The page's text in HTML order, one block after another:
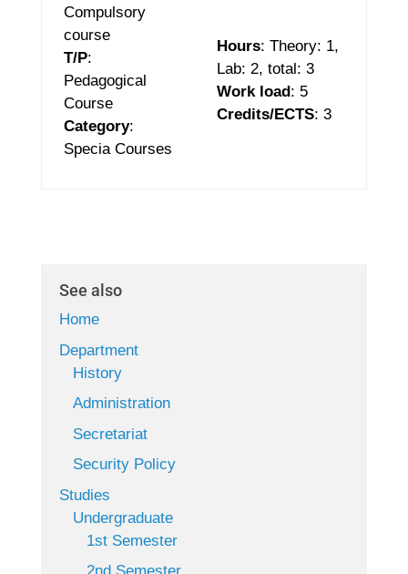
Compulsory
course
T/P:
Pedagogical
Course
Category:
Specia Courses
Hours: Theory: 1,
Lab: 2, total: 3
Work load: 5
Credits/ECTS: 3
See also
Home
Department
History
Administration
Secretariat
Security Policy
Studies
Undergraduate
1st Semester